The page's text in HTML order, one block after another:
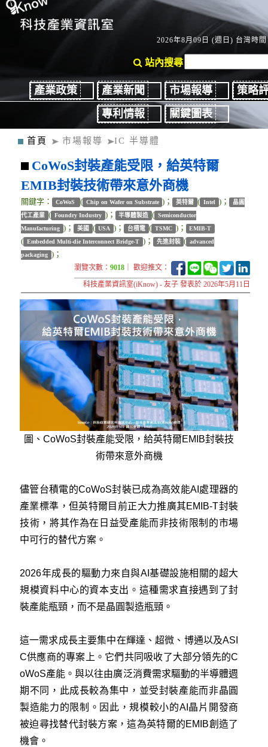
2026年8月09日 (週日) 台灣時間
站內搜尋
產業政策 產業新聞 市場報導
策略
專利情報
關鍵圖表
首頁 市場報導 IC 半導體
CoWoS封裝產能受限，給英特爾
EMIB封裝技術帶來意外商機
關鍵字： CoWoS ( Chip on Wafer on Substrate )； 英特爾 ( Intel )；
晶圓
代工產業 ( Foundry Industry )； 半導體製造 ( Semiconductor
Manufacturing )； 美國 ( USA )； 台積電 ( TSMC )； EMIB-T
( Embedded Multi-die Interconnect Bridge-T )； 先進封裝 ( advanced
packaging )；
瀏覽次數：9018 ｜ 歡迎推文：
科技產業資訊室(iKnow) - 友子 發表於 2026年5月11日
圖、CoWoS封裝產能受限，給英特爾EMIB封裝技
術帶來意外商機
儘管台積電的CoWoS封裝已成為高效能AI處理器的
產業標準，但英特爾目前正大力推廣其EMIB-T封裝
技術，將其作為在日益受產能而非技術限制的市場
中可行的替代方案。
2026年成長的驅動力來自與AI基礎設施相關的超大
規模資料中心的資本支出。這種需求直接遇到了封
裝產能瓶頸，而不是晶圓製造瓶頸。
這一需求成長主要集中在輝達、超微、博通以及ASI
C供應商的專案上。它們共同吸收了大部分領先的C
oWoS產能。與以往由廣泛消費需求驅動的半導體週
期不同，此成長較為集中，並受封裝產能而非晶圓
製造能力的限制。因此，規模較小的AI晶片開發商
被迫尋找替代封裝方案，這為英特爾的EMIB創造了
機會。